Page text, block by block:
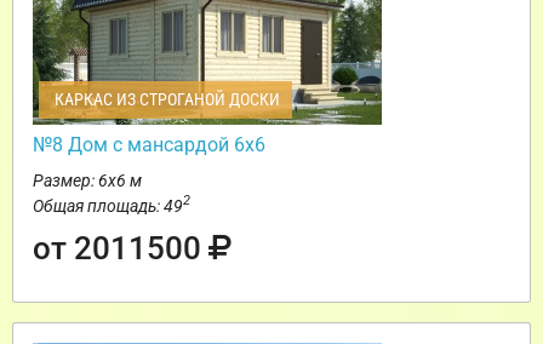
КАРКАС ИЗ СТРОГАНОЙ ДОСКИ
№8 Дом с мансардой 6х6
Размер: 6х6 м
Общая площадь: 492
от 2011500